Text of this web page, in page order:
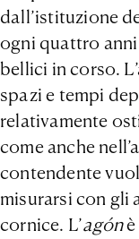
dall’istituzione
ogni quattro
bellici in corso.
spazi e tempi
relativamente
come anche
contendente
misurarsi con gli
cornice. L’agónè